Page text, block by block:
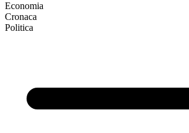
Economia
Cronaca
Politica